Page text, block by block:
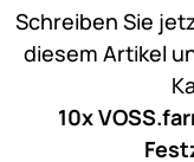
Schreiben Sie
diesem Artikel
10x